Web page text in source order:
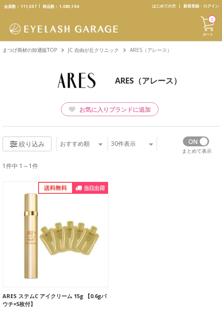
text.skipToContent
text.skipToNavigation
会員数： 111,537 商品数： 1,085,104 はじめての方 新規登録・ログイン
カート
0
まつげ商材の卸通販TOP JC 自由が丘クリニック ARES（アレース）
ARES（アレース）
お気に入りブランドに追加
絞り込み おすすめ順 30件表示
まとめて表示
1件中 1～1件
ARES ステムC アイクリーム 15g 【0.6gパ
ウチ×5枚付】